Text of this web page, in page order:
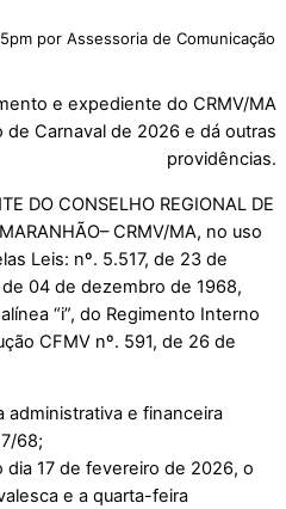
por Assessoria de Comunicação
e expediente do CRMV/MA
Carnaval de 2026 e dá outras
providências.
DO CONSELHO REGIONAL DE
CRMV/MA, no uso
Leis: nº. 5.517, de 23 de
04 de dezembro de 1968,
“i”, do Regimento Interno
CFMV nº. 591, de 26 de
administrativa e financeira
68;
dia 17 de fevereiro de 2026, o
e a quarta-feira